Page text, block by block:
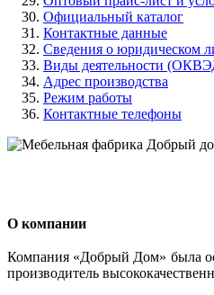
Официальный каталог
Контактные данные
Сведения о юридическом
Виды деятельности
Адрес производства
Режим работы
Контактные телефоны
О компании
Компания «Добрый Дом» была
производитель